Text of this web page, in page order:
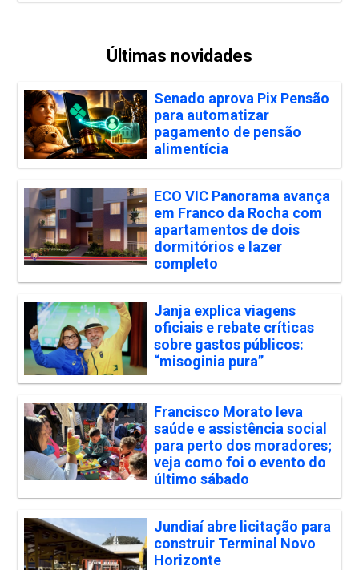
Últimas novidades
Senado aprova Pix Pensão
para automatizar
pagamento de pensão
alimentícia
ECO VIC Panorama avança
em Franco da Rocha com
apartamentos de dois
dormitórios e lazer
completo
Janja explica viagens
oficiais e rebate críticas
sobre gastos públicos:
“misoginia pura”
Francisco Morato leva
saúde e assistência social
para perto dos moradores;
veja como foi o evento do
último sábado
Jundiaí abre licitação para
construir Terminal Novo
Horizonte